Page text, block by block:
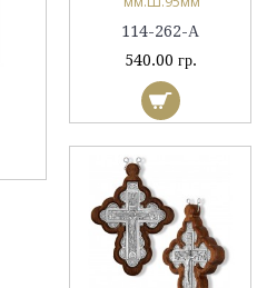
114-262-А
540.00 гр.